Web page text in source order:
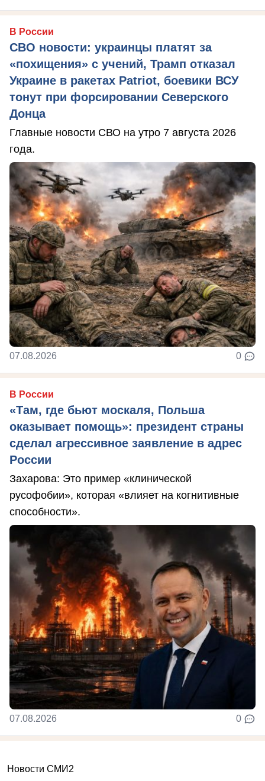
В России
СВО новости: украинцы платят за
«похищения» с учений, Трамп отказал
Украине в ракетах Patriot, боевики ВСУ
тонут при форсировании Северского
Донца
Главные новости СВО на утро 7 августа 2026
года.
07.08.2026 0
В России
«Там, где бьют москаля, Польша
оказывает помощь»: президент страны
сделал агрессивное заявление в адрес
России
Захарова: Это пример «клинической
русофобии», которая «влияет на когнитивные
способности».
07.08.2026 0
Новости СМИ2